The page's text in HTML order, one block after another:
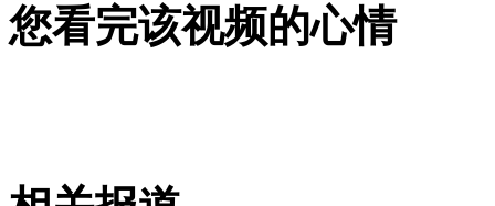
熊猫茶创始人回应质疑 倡导环保
您看完该视频的心情